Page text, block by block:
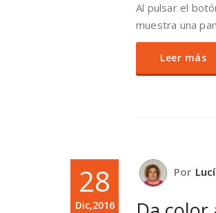
Al pulsar el
muestra una
Leer más
28
Dic,2016
Por